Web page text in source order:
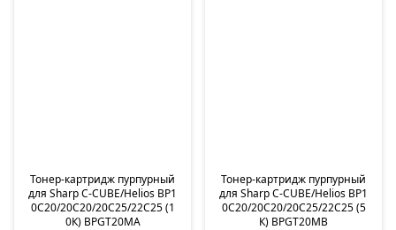
Тонер-картридж пурпурный
для Sharp C-CUBE/Helios BP1
0C20/20C20/20C25/22C25 (1
0К) BPGT20MA
Тонер-картридж пурпурный
для Sharp C-CUBE/Helios BP1
0C20/20C20/20C25/22C25 (5
К) BPGT20MB